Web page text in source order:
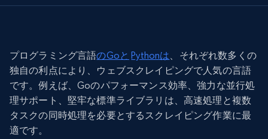
プログラミング言語のGoと Pythonは、それぞれ数多くの
独自の利点により、ウェブスクレイピングで人気の言語
です。例えば、Goのパフォーマンス効率、強力な並行処
理サポート、堅牢な標準ライブラリは、高速処理と複数
タスクの同時処理を必要とするスクレイピング作業に最
適です。